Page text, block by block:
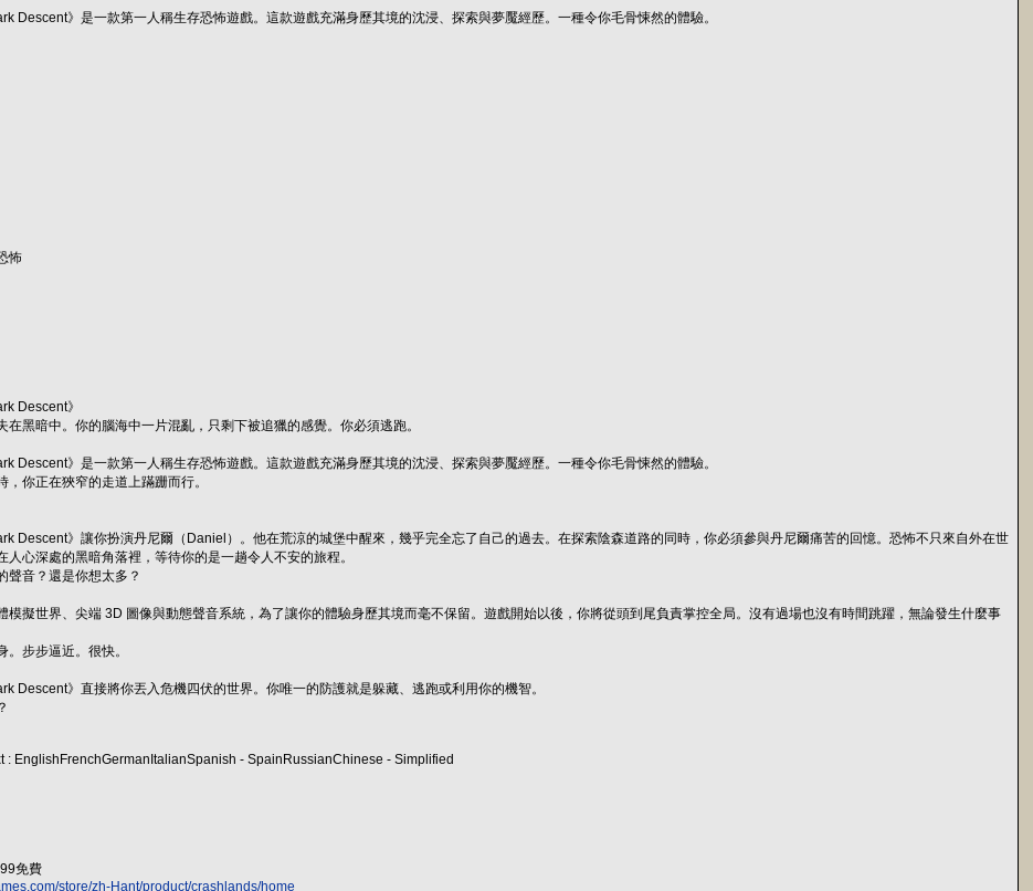
Descent》是一款第一人稱生存恐怖遊戲。這款遊戲充滿身歷其境的沈浸、探索與夢魘經歷。一種令你毛骨悚然的體驗。
怖
Descent》
在黑暗中。你的腦海中一片混亂，只剩下被追獵的感覺。你必須逃跑。
Descent》是一款第一人稱生存恐怖遊戲。這款遊戲充滿身歷其境的沈浸、探索與夢魘經歷。一種令你毛骨悚然的體驗。
，你正在狹窄的走道上蹣跚而行。
Descent》讓你扮演丹尼爾（Daniel）。他在荒涼的城堡中醒來，幾乎完全忘了自己的過去。在探索陰森道路的同時，你必須參與丹尼爾痛苦的回憶。恐怖不只來自外在世
人心深處的黑暗角落裡，等待你的是一趟令人不安的旅程。
聲音？還是你想太多？
模擬世界、尖端 3D 圖像與動態聲音系統，為了讓你的體驗身歷其境而毫不保留。遊戲開始以後，你將從頭到尾負責掌控全局。沒有過場也沒有時間跳躍，無論發生什麼事
。步步逼近。很快。
Descent》直接將你丟入危機四伏的世界。你唯一的防護就是躲藏、逃跑或利用你的機智。
: EnglishFrenchGermanItalianSpanish - SpainRussianChinese - Simplified
免費
store/zh-Hant/product/crashlands/home